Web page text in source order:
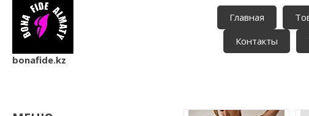
bonafide.kz
Главная
Контакты